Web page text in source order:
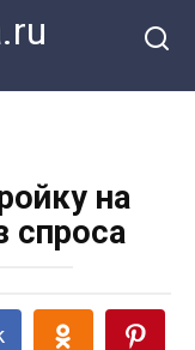
на
спроса